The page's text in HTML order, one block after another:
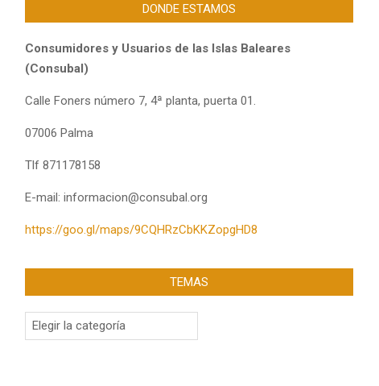
DONDE ESTAMOS
Consumidores y Usuarios de las Islas Baleares
(Consubal)
Calle Foners número 7, 4ª planta, puerta 01.
07006 Palma
Tlf 871178158
E-mail: informacion@consubal.org
https://goo.gl/maps/9CQHRzCbKKZopgHD8
TEMAS
Temas